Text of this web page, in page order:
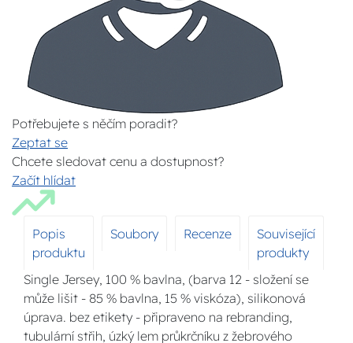
Potřebujete s něčím poradit?
Zeptat se
Chcete sledovat cenu a dostupnost?
Začít hlídat
Popis
produktu
Soubory Recenze
Související
produkty
Single Jersey, 100 % bavlna, (barva 12 - složení se
může lišit - 85 % bavlna, 15 % viskóza), silikonová
úprava. bez etikety - připraveno na rebranding,
tubulární střih, úzký lem průkrčníku z žebrového